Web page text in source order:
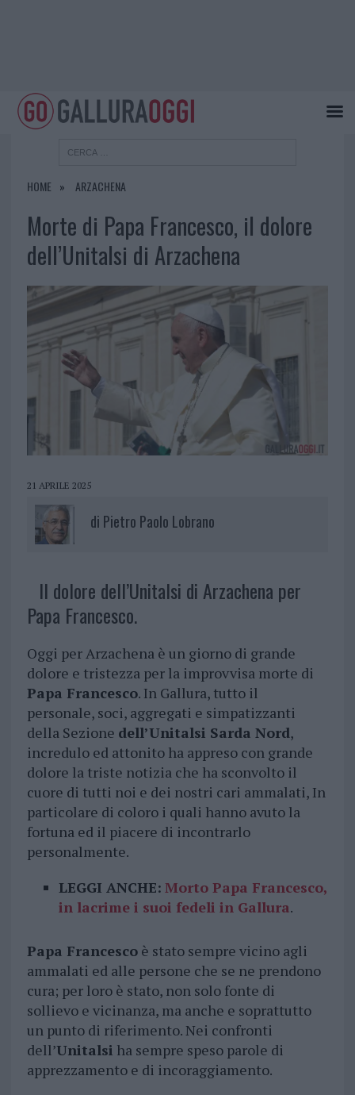
HOME ARZACHENA
Morte di Papa Francesco, il dolore
dell’Unitalsi di Arzachena
21 APRILE 2025
di Pietro Paolo Lobrano
Il dolore dell’Unitalsi di Arzachena per
Papa Francesco.
Oggi per Arzachena è un giorno di grande
dolore e tristezza per la improvvisa morte di
Papa Francesco. In Gallura, tutto il
personale, soci, aggregati e simpatizzanti
della Sezione dell’Unitalsi Sarda Nord,
incredulo ed attonito ha appreso con grande
dolore la triste notizia che ha sconvolto il
cuore di tutti noi e dei nostri cari ammalati, In
particolare di coloro i quali hanno avuto la
fortuna ed il piacere di incontrarlo
personalmente.
LEGGI ANCHE: Morto Papa Francesco,
in lacrime i suoi fedeli in Gallura.
Papa Francescoè stato sempre vicino agli
ammalati ed alle persone che se ne prendono
cura; per loro è stato, non solo fonte di
sollievo e vicinanza, ma anche e soprattutto
un punto di riferimento. Nei confronti
dell’Unitalsi ha sempre speso parole di
apprezzamento e di incoraggiamento.